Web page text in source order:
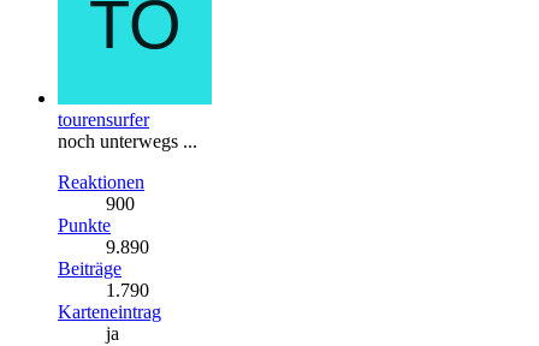
tourensurfer
noch unterwegs ...
Reaktionen
900
Punkte
9.890
Beiträge
1.790
Karteneintrag
ja